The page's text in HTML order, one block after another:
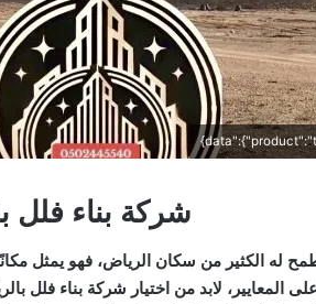
شركة بناء فلل
له الكثير من سكان الرياض، فهو يمثل
المعايير، لابد من اختيار شركة بناء فلل